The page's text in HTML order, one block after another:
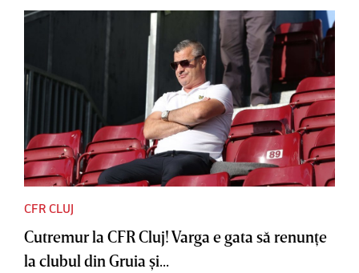
CFR CLUJ
Cutremur la CFR Cluj! Varga e gata să renunţe
la clubul din Gruia şi...